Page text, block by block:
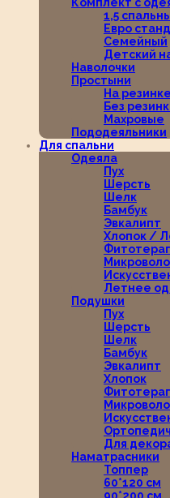
1,5
Евро
Семейный
Детский
Наволочки
Простыни
На резинке
Без
Махровые
Пододеяльники
Для спальни
Одеяла
Пух
Шерсть
Шелк
Бамбук
Эвкалипт
Хлопок /
Летнее
Подушки
Пух
Шерсть
Шелк
Бамбук
Эвкалипт
Хлопок
Для
Наматрасники
Топпер
60*120 см